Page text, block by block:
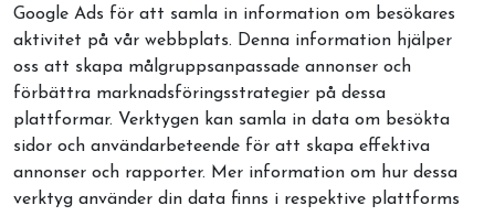
Google Ads för att samla in information om besökares
aktivitet på vår webbplats. Denna information hjälper
oss att skapa målgruppsanpassade annonser och
förbättra marknadsföringsstrategier på dessa
plattformar. Verktygen kan samla in data om besökta
sidor och användarbeteende för att skapa effektiva
annonser och rapporter. Mer information om hur dessa
verktyg använder din data finns i respektive plattforms